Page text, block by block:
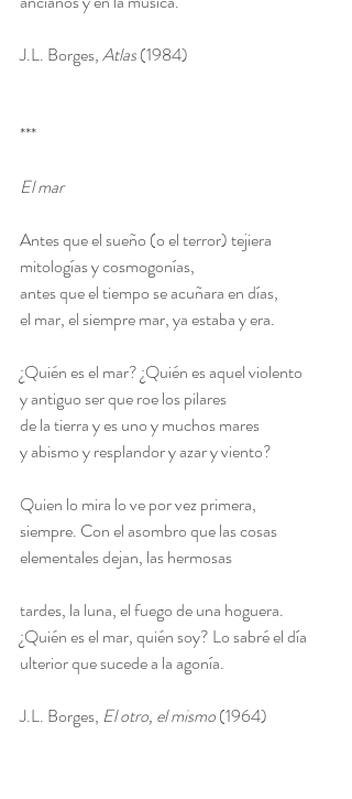
J.L. Borges, Atlas (1984)
***
El mar
Antes que el sueño (o el terror) tejiera
mitologías y cosmogonías,
antes que el tiempo se acuñara en días,
el mar, el siempre mar, ya estaba y era.
¿Quién es el mar? ¿Quién es aquel violento
y antiguo ser que roe los pilares
de la tierra y es uno y muchos mares
y abismo y resplandor y azar y viento?
Quien lo mira lo ve por vez primera,
siempre. Con el asombro que las cosas
elementales dejan, las hermosas
tardes, la luna, el fuego de una hoguera.
¿Quién es el mar, quién soy? Lo sabré el día
ulterior que sucede a la agonía.
J.L. Borges, El otro, el mismo (1964)